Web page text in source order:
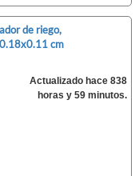
de riego,
cm
Actualizado hace 838
horas y 59 minutos.